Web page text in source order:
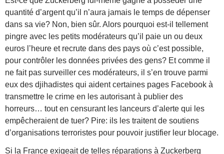
quantité d’argent qu’il n’aura jamais le temps de dépenser
dans sa vie? Non, bien sûr. Alors pourquoi est-il tellement
pingre avec les petits modérateurs qu’il paie un ou deux
euros l’heure et recrute dans des pays où c’est possible,
pour contrôler les données privées des gens? Et comme il
ne fait pas surveiller ces modérateurs, il s’en trouve parmi
eux des djihadistes qui aident certaines pages Facebook à
transmettre le crime en les autorisant à publier des
horreurs… tout en censurant les lanceurs d’alerte qui les
empêcheraient de tuer? Pire: ils les traitent de soutiens
d’organisations terroristes pour pouvoir justifier leur blocage.
Si la France exigeait de telles réparations à Zuckerberg